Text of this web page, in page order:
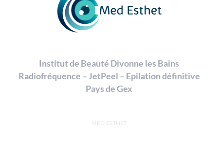
choisies
sur
du
produit
Institut de Beauté Divonne les Bains
Radiofréquence – JetPeel – Epilation définitive
Pays de Gex
MED ESTHET